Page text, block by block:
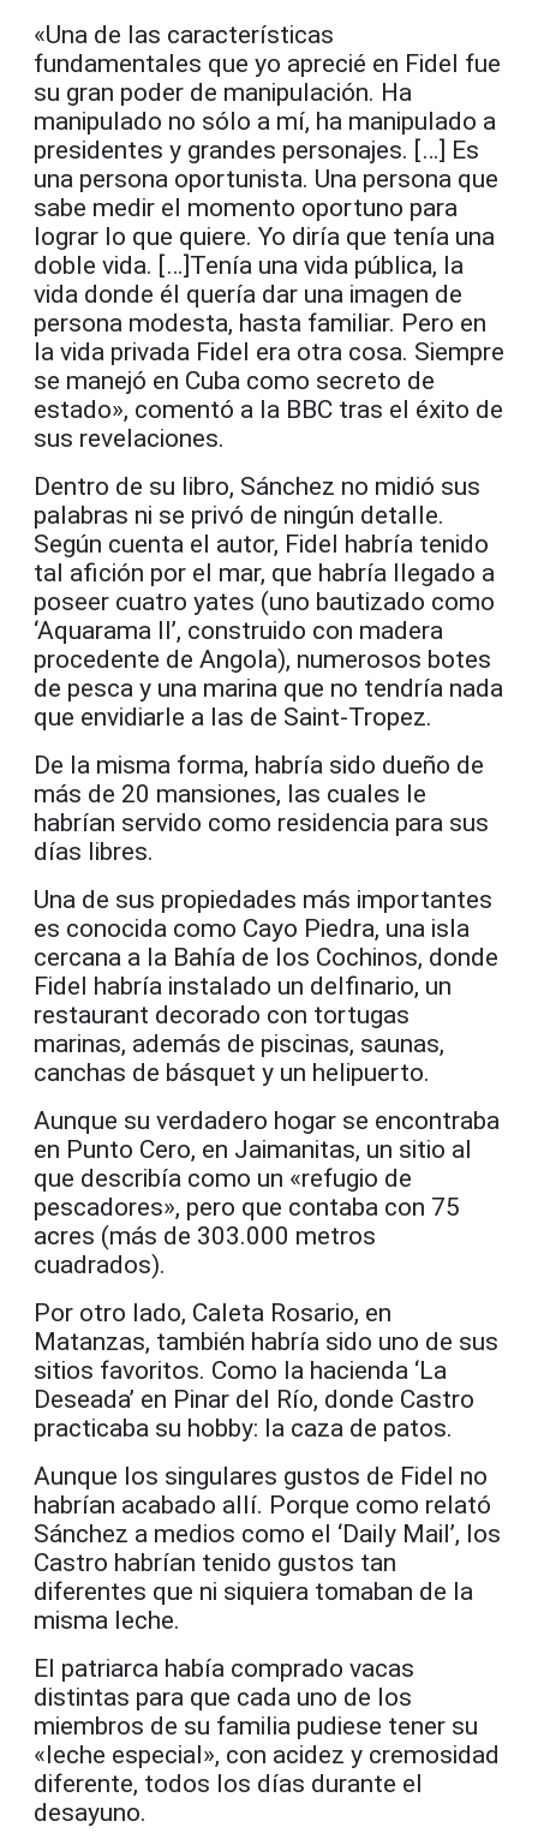
«Una de las características
fundamentales que yo aprecié en Fidel fue
su gran poder de manipulación. Ha
manipulado no sólo a mí, ha manipulado a
presidentes y grandes personajes. […] Es
una persona oportunista. Una persona que
sabe medir el momento oportuno para
lograr lo que quiere. Yo diría que tenía una
doble vida. […]Tenía una vida pública, la
vida donde él quería dar una imagen de
persona modesta, hasta familiar. Pero en
la vida privada Fidel era otra cosa. Siempre
se manejó en Cuba como secreto de
estado», comentó a la BBC tras el éxito de
sus revelaciones.
Dentro de su libro, Sánchez no midió sus
palabras ni se privó de ningún detalle.
Según cuenta el autor, Fidel habría tenido
tal afición por el mar, que habría llegado a
poseer cuatro yates (uno bautizado como
‘Aquarama II’, construido con madera
procedente de Angola), numerosos botes
de pesca y una marina que no tendría nada
que envidiarle a las de Saint-Tropez.
De la misma forma, habría sido dueño de
más de 20 mansiones, las cuales le
habrían servido como residencia para sus
días libres.
Una de sus propiedades más importantes
es conocida como Cayo Piedra, una isla
cercana a la Bahía de los Cochinos, donde
Fidel habría instalado un delfinario, un
restaurant decorado con tortugas
marinas, además de piscinas, saunas,
canchas de básquet y un helipuerto.
Aunque su verdadero hogar se encontraba
en Punto Cero, en Jaimanitas, un sitio al
que describía como un «refugio de
pescadores», pero que contaba con 75
acres (más de 303.000 metros
cuadrados).
Por otro lado, Caleta Rosario, en
Matanzas, también habría sido uno de sus
sitios favoritos. Como la hacienda ‘La
Deseada’ en Pinar del Río, donde Castro
practicaba su hobby: la caza de patos.
Aunque los singulares gustos de Fidel no
habrían acabado allí. Porque como relató
Sánchez a medios como el ‘Daily Mail’, los
Castro habrían tenido gustos tan
diferentes que ni siquiera tomaban de la
misma leche.
El patriarca había comprado vacas
distintas para que cada uno de los
miembros de su familia pudiese tener su
«leche especial», con acidez y cremosidad
diferente, todos los días durante el
desayuno.